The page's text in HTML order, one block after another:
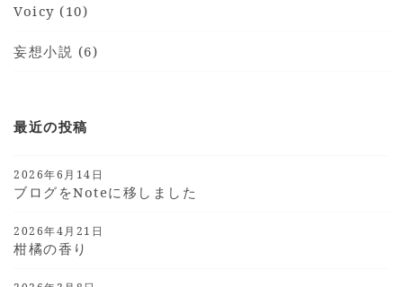
Voicy (10)
妄想小説 (6)
最近の投稿
2026年6月14日
ブログをnoteに移しました
2026年4月21日
柑橘の香り